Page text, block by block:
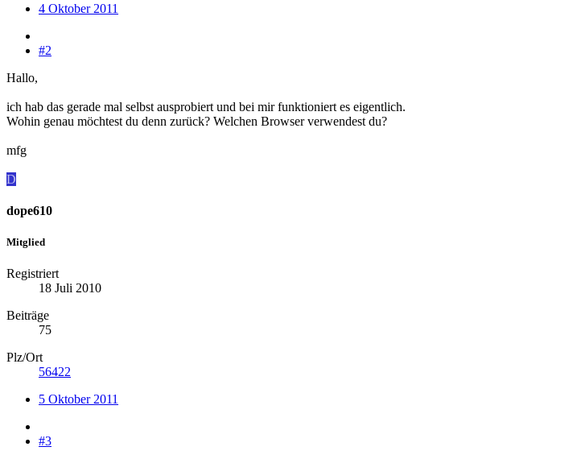
4 Oktober 2011
#2
Hallo,
ich hab das gerade mal selbst ausprobiert und bei mir funktioniert es eigentlich.
Wohin genau möchtest du denn zurück? Welchen Browser verwendest du?
mfg
D
dope610
Mitglied
Registriert
18 Juli 2010
Beiträge
75
Plz/Ort
56422
5 Oktober 2011
#3